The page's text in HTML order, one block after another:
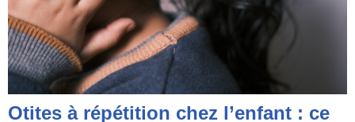
Otites à répétition chez l’enfant : ce